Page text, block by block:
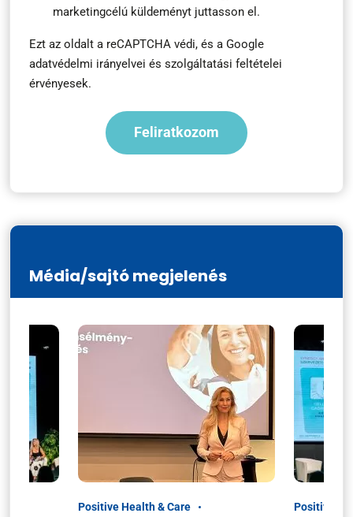
marketingcélú küldeményt juttasson el.
Ezt az oldalt a reCAPTCHA védi, és a Google
adatvédelmi irányelvei és szolgáltatási feltételei
érvényesek.
Média/sajtó megjelenés
Positive Health & Care
Positive